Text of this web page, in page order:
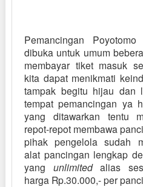
Pemancingan
dibuka untuk umum
membayar tiket masuk
kita dapat menikmati
tampak begitu hijau dan
tempat pemancingan ya
yang ditawarkan tentu
repot-repot membawa
pihak pengelola sudah
alat pancingan lengkap
yang unlimitedalias
harga Rp.30.000,- per